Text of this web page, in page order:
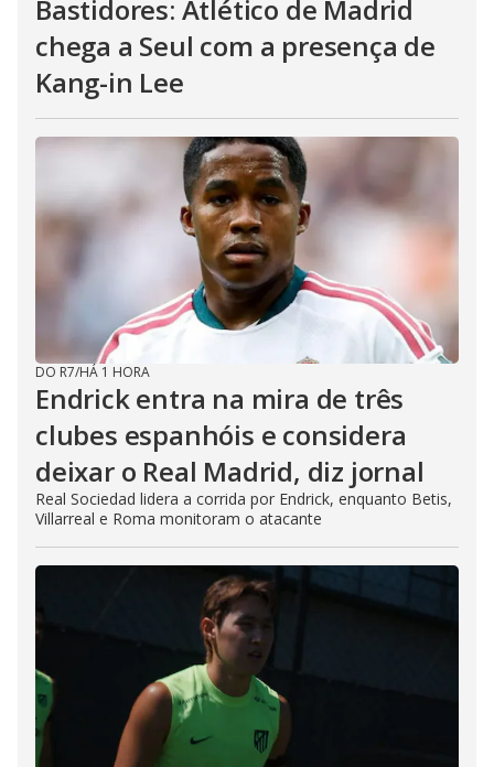
Bastidores: Atlético de Madrid
chega a Seul com a presença de
Kang-in Lee
DO R7/HÁ 1 HORA
Endrick entra na mira de três
clubes espanhóis e considera
deixar o Real Madrid, diz jornal
Real Sociedad lidera a corrida por Endrick, enquanto Betis,
Villarreal e Roma monitoram o atacante